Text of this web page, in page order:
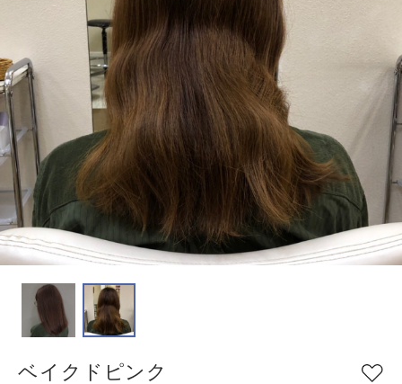
TONE 明るさ
中明度 高明度
BLEACH ブリーチ
あり なし
COLOR 色
ベージュ
シルバー
ブラウン
ピンク
ベイクドピンク